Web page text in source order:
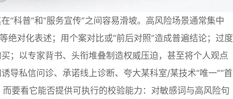
“科普”和“服务宣传”之间容易滑坡。高风险场景通常集中
绝对化表述；用个案对比或“前后对照”造成普遍结论；过度
；以专家背书、头衔堆叠制造权威压迫，甚至将个人观点
导私信问诊、承诺线上诊断、夸大某科室/某技术“唯一”“首
要看它能否提供可执行的校验能力：对敏感词与高风险句